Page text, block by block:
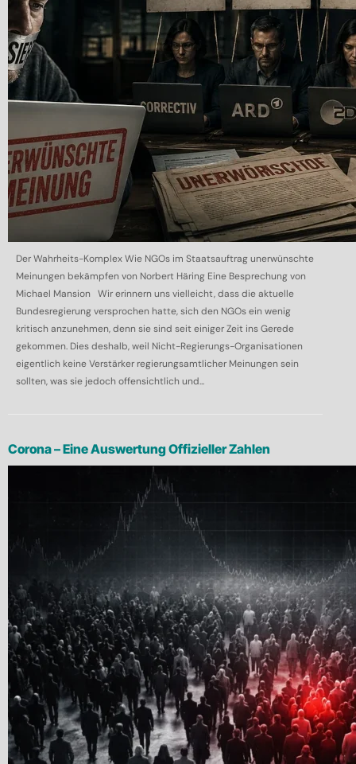
Der Wahrheits-Komplex Wie NGOs im Staatsauftrag unerwünschte
Meinungen bekämpfen von Norbert Häring Eine Besprechung von
Michael Mansion Wir erinnern uns vielleicht, dass die aktuelle
Bundesregierung versprochen hatte, sich den NGOs ein wenig
kritisch anzunehmen, denn sie sind seit einiger Zeit ins Gerede
gekommen. Dies deshalb, weil Nicht-Regierungs-Organisationen
eigentlich keine Verstärker regierungsamtlicher Meinungen sein
sollten, was sie jedoch offensichtlich und...
Corona – Eine Auswertung Offizieller Zahlen